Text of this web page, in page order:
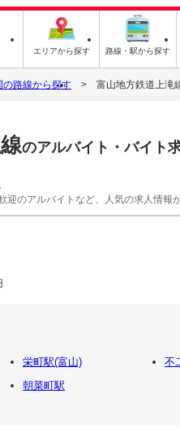
エリアから探す 路線・駅から探す
の路線から探す 富山地方鉄道上滝
のアルバイト・バイト
迎のアルバイトなど、人気の求人情報
栄町駅(富山) 不
朝菜町駅